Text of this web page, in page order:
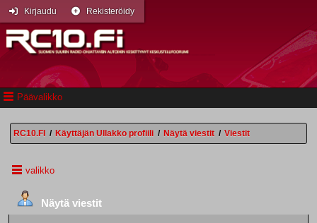
Päävalikko
Kirjaudu Rekisteröidy
RC10.FI / Käyttäjän Ullakko profiili / Näytä viestit / Viestit
valikko
Näytä viestit